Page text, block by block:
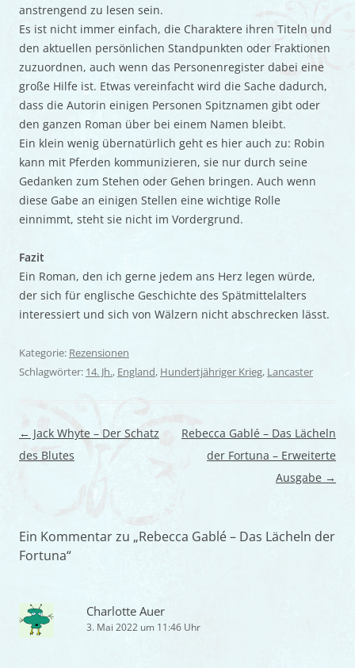
anstrengend zu lesen sein.
Es ist nicht immer einfach, die Charaktere ihren Titeln und
den aktuellen persönlichen Standpunkten oder Fraktionen
zuzuordnen, auch wenn das Personenregister dabei eine
große Hilfe ist. Etwas vereinfacht wird die Sache dadurch,
dass die Autorin einigen Personen Spitznamen gibt oder
den ganzen Roman über bei einem Namen bleibt.
Ein klein wenig übernatürlich geht es hier auch zu: Robin
kann mit Pferden kommunizieren, sie nur durch seine
Gedanken zum Stehen oder Gehen bringen. Auch wenn
diese Gabe an einigen Stellen eine wichtige Rolle
einnimmt, steht sie nicht im Vordergrund.
Fazit
Ein Roman, den ich gerne jedem ans Herz legen würde,
der sich für englische Geschichte des Spätmittelalters
interessiert und sich von Wälzern nicht abschrecken lässt.
Kategorie: Rezensionen
Schlagwörter: 14. Jh., England, Hundertjähriger Krieg, Lancaster
Beitragsnavigation
← Jack Whyte – Der Schatz
des Blutes
Rebecca Gablé – Das Lächeln
der Fortuna – Erweiterte
Ausgabe →
Ein Kommentar zu „Rebecca Gablé – Das Lächeln der
Fortuna“
Charlotte Auer
3. Mai 2022 um 11:46 Uhr